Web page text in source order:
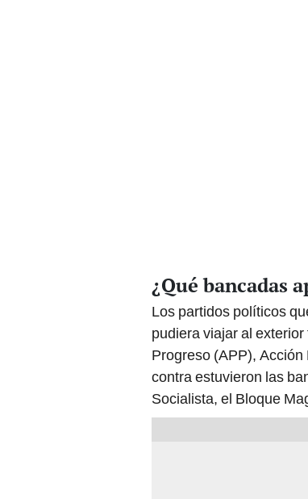
¿Qué bancadas
Los partidos políticos
pudiera viajar al
Progreso (APP),
contra estuvieron las
Socialista, el Bloque